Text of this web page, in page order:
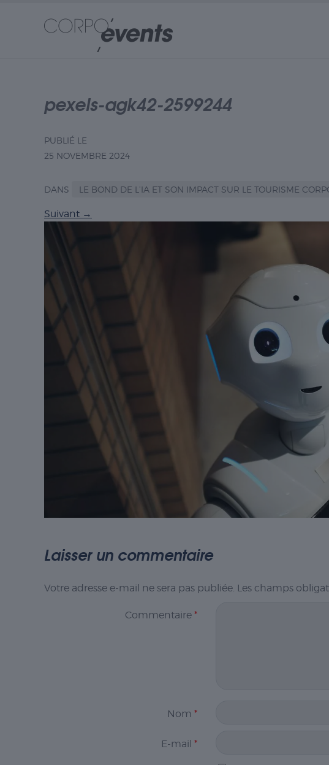
pexels-agk42-2599244
PUBLIÉ LE
25 NOVEMBRE 2024
DANS LE BOND DE L’IA ET SON IMPACT SUR LE TOURISME
Suivant →
Laisser un commentaire
Votre adresse e-mail ne sera pas publiée. Les champs
Commentaire *
Nom *
E-mail *